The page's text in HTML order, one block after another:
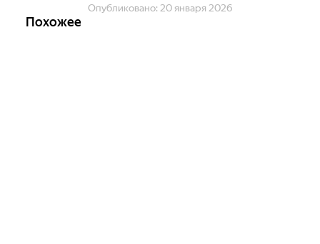
Опубликовано: 20 января 2026
Похожее